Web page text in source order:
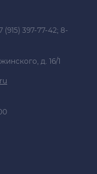
(915) 397-77-42; 8-
д. 16/1